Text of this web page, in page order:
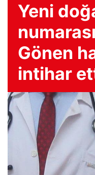
Yeni
Gönen
intihar